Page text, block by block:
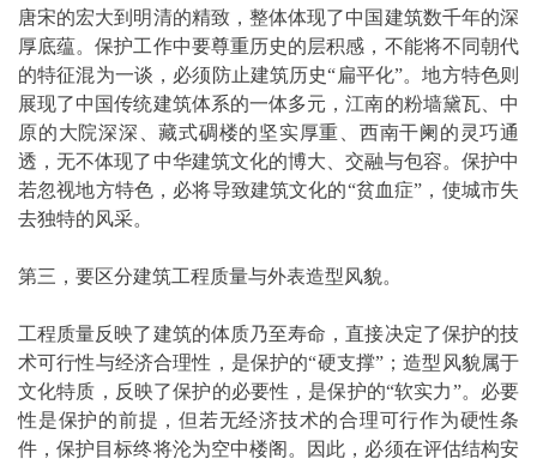
唐宋的宏大到明清的精致，整体体现了中国建筑数千年的深
厚底蕴。保护工作中要尊重历史的层积感，不能将不同朝代
的特征混为一谈，必须防止建筑历史“扁平化”。地方特色则
展现了中国传统建筑体系的一体多元，江南的粉墙黛瓦、中
原的大院深深、藏式碉楼的坚实厚重、西南干阑的灵巧通
透，无不体现了中华建筑文化的博大、交融与包容。保护中
若忽视地方特色，必将导致建筑文化的“贫血症”，使城市失
去独特的风采。
第三，要区分建筑工程质量与外表造型风貌。
工程质量反映了建筑的体质乃至寿命，直接决定了保护的技
术可行性与经济合理性，是保护的“硬支撑”；造型风貌属于
文化特质，反映了保护的必要性，是保护的“软实力”。必要
性是保护的前提，但若无经济技术的合理可行作为硬性条
件，保护目标终将沦为空中楼阁。因此，必须在评估结构安